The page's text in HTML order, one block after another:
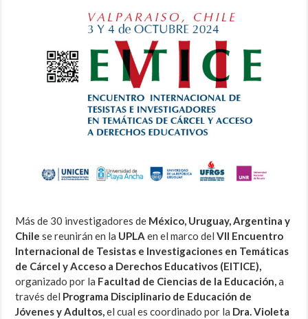
Más de 30 investigadores de México, Uruguay, Argentina y
Chile se reunirán en la UPLA en el marco delVII Encuentro
Internacional de Tesistas e Investigaciones en Temáticas
de Cárcel y Acceso a Derechos Educativos (EITICE),
organizado por la Facultad de Ciencias de la Educación,a
través del Programa Disciplinario de Educación de
Jóvenes y Adultos,el cual es coordinado por la Dra. Violeta